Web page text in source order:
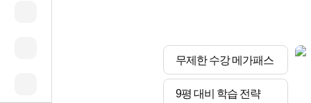
무제한 수강 메가패스
9평 대비 학습 전략